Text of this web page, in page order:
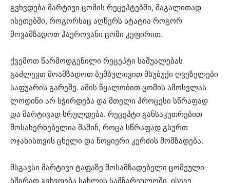
გვხვდება მარტივი ცომის რეცეპტებში, მაგალითად
ისეთებში, როგორსაც აღწერს სტატია როგორ
მოვამზადოთ ჰაეროვანი ცომი კეფირით⁠.
ქვემოთ წარმოდგენილი რეცეპტი საშუალებას
გაძლევთ მოამზადოთ ბუმბულივით მსუბუქი ღვეზელები
საფუარის გარეშე. ამის წყალობით ცომის ამოსვლას
ლოდინი არ სჭირდება და მთელი პროცესი სწრაფად
და მარტივად სრულდება. რეცეპტი განსაკუთრებით
მოსახერხებელია მაშინ, როცა სწრაფად გსურთ
ოჯახისთვის ცხელი და ნოყიერი კერძის მომზადება.
მსგავსი მარტივი ტაფაზე მოსამზადებელი ცომეული
ხშირად გვხვდება სახლის სამზარეულოში, ისევე